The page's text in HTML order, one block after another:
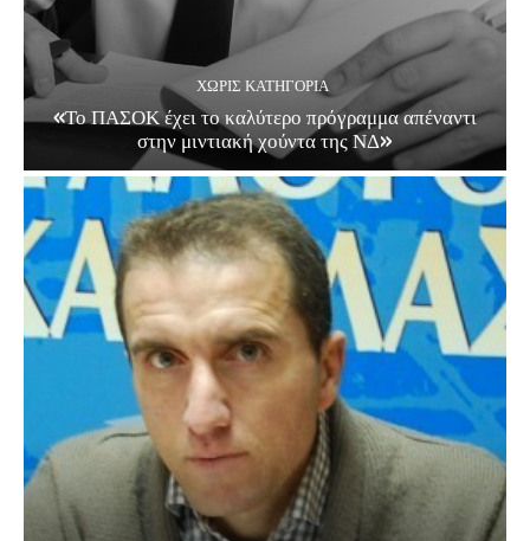
ΧΩΡΊΣ ΚΑΤΗΓΟΡΊΑ
«Το ΠΑΣΟΚ έχει το καλύτερο πρόγραμμα απέναντι
στην μιντιακή χούντα της ΝΔ»